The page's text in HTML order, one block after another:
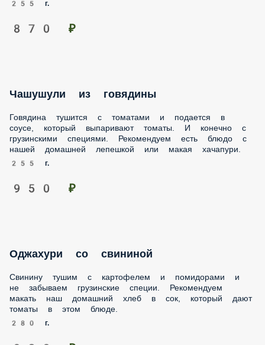
870 ₽
Чашушули из говядины
Говядина тушится с томатами и подается в соусе, который
выпаривают томаты. И конечно с грузинскими специями.
Рекомендуем есть блюдо с нашей домашней лепешкой или
макая хачапури.
255 г.
950 ₽
Оджахури со свининой
Свинину тушим с картофелем и помидорами и не
забываем грузинские специи. Рекомендуем макать наш
домашний хлеб в сок, который дают томаты в этом блюде.
280 г.